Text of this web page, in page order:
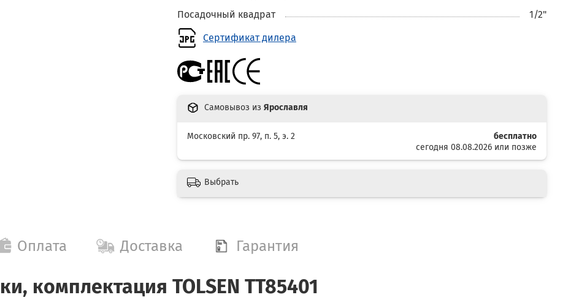
Посадочный квадрат
1/2"
Сертификат дилера
Самовывоз из Ярославля
Московский пр. 97, п. 5, э. 2
бесплатно
сегодня 08.08.2026 или позже
Выбрать
Оплата Доставка Гарантия
комплектация TOLSEN TT85401